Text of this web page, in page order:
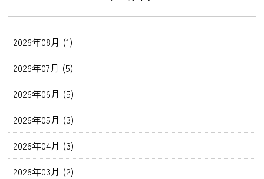
2026年08月 (1)
2026年07月 (5)
2026年06月 (5)
2026年05月 (3)
2026年04月 (3)
2026年03月 (2)